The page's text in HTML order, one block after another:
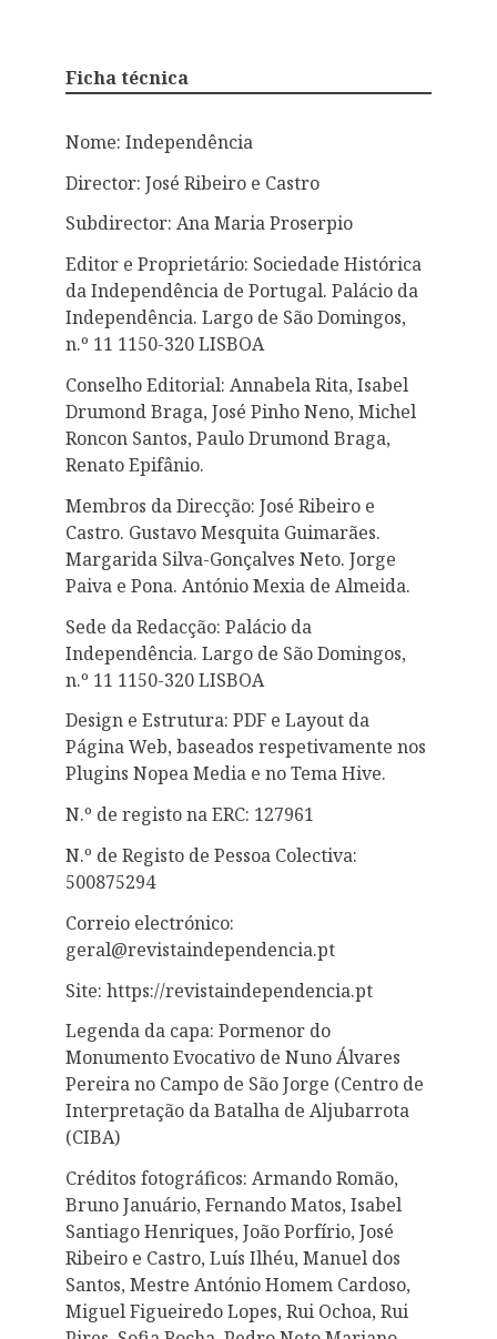
Ficha técnica
Nome: Independência
Director: José Ribeiro e Castro
Subdirector: Ana Maria Proserpio
Editor e Proprietário: Sociedade Histórica
da Independência de Portugal. Palácio da
Independência. Largo de São Domingos,
n.º 11 1150-320 LISBOA
Conselho Editorial: Annabela Rita, Isabel
Drumond Braga, José Pinho Neno, Michel
Roncon Santos, Paulo Drumond Braga,
Renato Epifânio.
Membros da Direcção: José Ribeiro e
Castro. Gustavo Mesquita Guimarães.
Margarida Silva-Gonçalves Neto. Jorge
Paiva e Pona. António Mexia de Almeida.
Sede da Redacção: Palácio da
Independência. Largo de São Domingos,
n.º 11 1150-320 LISBOA
Design e Estrutura: PDF e Layout da
Página Web, baseados respetivamente nos
Plugins Nopea Media e no Tema Hive.
N.º de registo na ERC: 127961
N.º de Registo de Pessoa Colectiva:
500875294
Correio electrónico:
geral@revistaindependencia.pt
Site: https://revistaindependencia.pt
Legenda da capa: Pormenor do
Monumento Evocativo de Nuno Álvares
Pereira no Campo de São Jorge (Centro de
Interpretação da Batalha de Aljubarrota
(CIBA)
Créditos fotográficos: Armando Romão,
Bruno Januário, Fernando Matos, Isabel
Santiago Henriques, João Porfírio, José
Ribeiro e Castro, Luís Ilhéu, Manuel dos
Santos, Mestre António Homem Cardoso,
Miguel Figueiredo Lopes, Rui Ochoa, Rui